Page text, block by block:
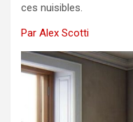
ces nuisibles.
Par Alex Scotti